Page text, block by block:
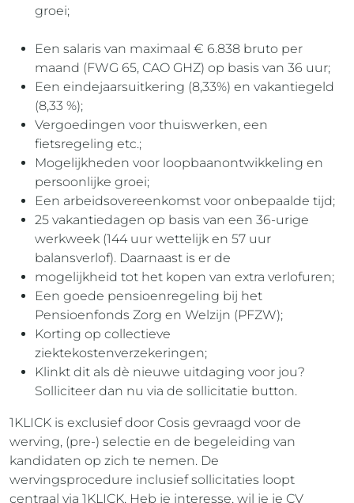
groei;
Een salaris van maximaal € 6.838 bruto per
maand (FWG 65, CAO GHZ) op basis van 36 uur;
Een eindejaarsuitkering (8,33%) en vakantiegeld
(8,33 %);
Vergoedingen voor thuiswerken, een
fietsregeling etc.;
Mogelijkheden voor loopbaanontwikkeling en
persoonlijke groei;
Een arbeidsovereenkomst voor onbepaalde tijd;
25 vakantiedagen op basis van een 36-urige
werkweek (144 uur wettelijk en 57 uur
balansverlof). Daarnaast is er de
mogelijkheid tot het kopen van extra verlofuren;
Een goede pensioenregeling bij het
Pensioenfonds Zorg en Welzijn (PFZW);
Korting op collectieve
ziektekostenverzekeringen;
Klinkt dit als dè nieuwe uitdaging voor jou?
Solliciteer dan nu via de sollicitatie button.
1KLICK is exclusief door Cosis gevraagd voor de
werving, (pre-) selectie en de begeleiding van
kandidaten op zich te nemen. De
wervingsprocedure inclusief sollicitaties loopt
centraal via 1KLICK. Heb je interesse, wil je je CV